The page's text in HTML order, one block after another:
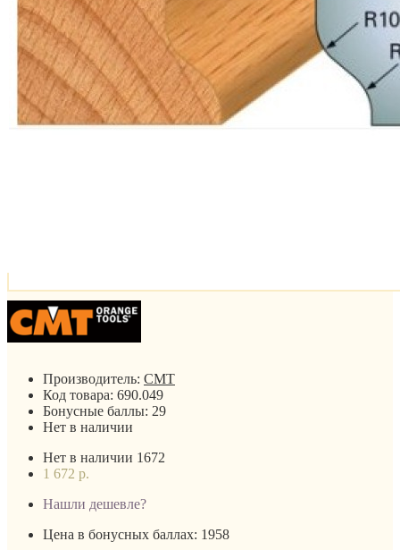
Производитель: CMT
Код товара: 690.049
Бонусные баллы: 29
Нет в наличии
Нет в наличии 1672
1 672 р.
Нашли дешевле?
Цена в бонусных баллах: 1958